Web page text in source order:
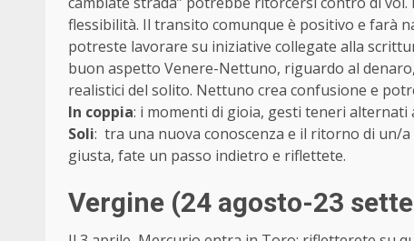
flessibilità. Il transito comunque è positivo e farà
potreste lavorare su iniziative collegate alla
buon aspetto Venere-Nettuno, riguardo al
realistici del solito. Nettuno crea confusione e
In coppia: i momenti di gioia, gesti teneri alternati
Soli: tra una nuova conoscenza e il ritorno di un/
giusta, fate un passo indietro e riflettete.
Vergine (24 agosto-23